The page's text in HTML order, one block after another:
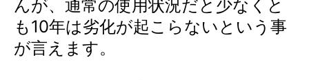
んが、通常の使用状況だと少なくと
も10年は劣化が起こらないという事
が言えます。